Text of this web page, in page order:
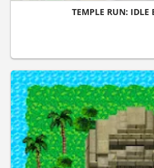
TEMPLE RUN: IDLE